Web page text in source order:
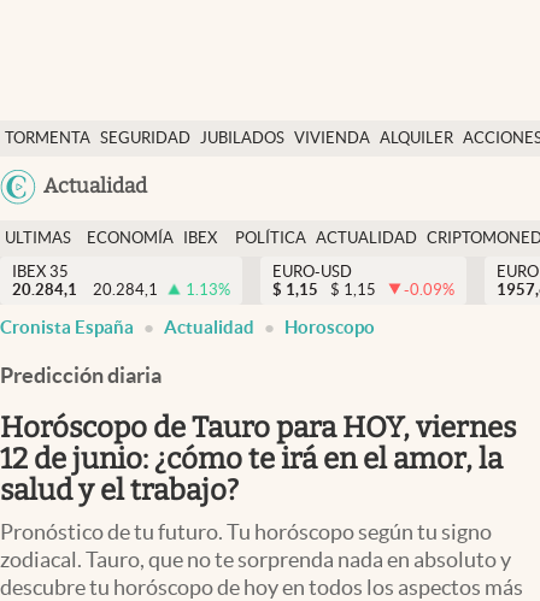
TORMENTA SEGURIDAD JUBILADOS VIVIENDA ALQUILER
Actualidad
Economía y finanzas
Política
Actualidad
Criptomonedas
España
ULTIMAS
NOTICIAS
ECONOMÍA
FINANZAS
IBEX
EURO
POLÍTICA ACTUALIDAD
IBEX 35
20.284,1
20.284,1 1.13%
EURO-USD
$ 1,15 $ 1,15 -0.09%
Cronista España Actualidad Horoscopo
Predicción diaria
Horóscopo de Tauro para HOY, viernes
12 de junio: ¿cómo te irá en el amor, la
salud y el trabajo?
Pronóstico de tu futuro. Tu horóscopo según tu signo
zodiacal. Tauro, que no te sorprenda nada en absoluto y
descubre tu horóscopo de hoy en todos los aspectos más